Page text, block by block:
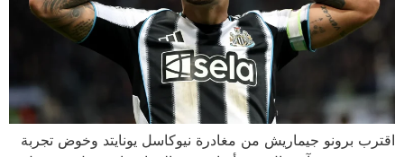
اقترب برونو جيماريش من مغادرة نيوكاسل يونايتد وخوض تجربة